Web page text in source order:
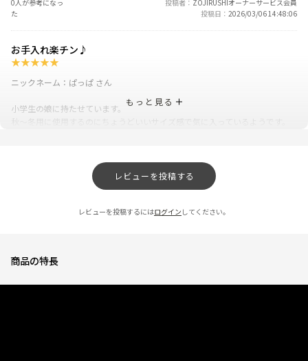
0人が参考になっ
た
投稿者
ZOJIRUSHIオーナーサービス会員
投稿日
2026/03/06 14:48:06
お手入れ楽チン♪
★★★★★
ニックネーム：ぱっぱ さん
小学生の娘に持たせています。
シームレスタイプなのでパッキンを取り外す必要がなく、本体、飲み口、蓋
の３点にさえ分解してしまえば洗うのも簡単です。あとはカビが生えないで
くれることを祈るばかりです。
投稿者
ZOJIRUSHIオーナーサービス会員
使いやすくてびっくりしました！
★★★ ★★
もっと見る
レビューを投稿する
レビューを投稿するにはログイン してください。
商品の特長